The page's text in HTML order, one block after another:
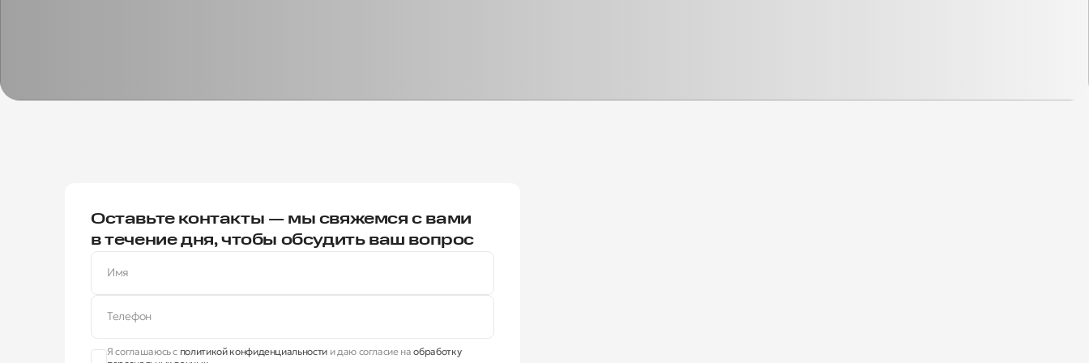
Оставьте контакты — мы свяжемся с вами
в течение дня, чтобы обсудить ваш вопрос
Имя
Телефон
Я соглашаюсь с политикой конфиденциальностии даю согласие наобработку